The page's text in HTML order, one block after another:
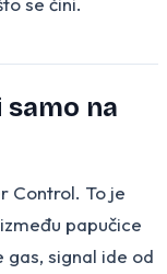
samo na
Control. To je
papučice
signal ide od